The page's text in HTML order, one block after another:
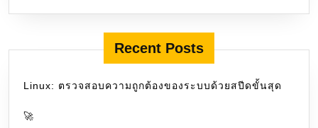
Recent Posts
Linux: ตรวจสอบความถูกต้องของระบบด้วยสปีดขั้นสุด
🚀